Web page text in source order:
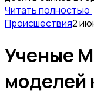
Читать полностью
Происшествия2
Ученые
моделей